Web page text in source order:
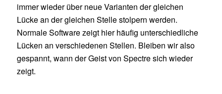
immer wieder über neue Varianten der gleichen
Lücke an der gleichen Stelle stolpern werden.
Normale Software zeigt hier häufig unterschiedliche
Lücken an verschiedenen Stellen. Bleiben wir also
gespannt, wann der Geist von Spectre sich wieder
zeigt.